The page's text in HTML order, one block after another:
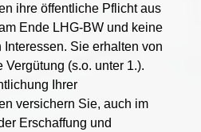
ihre öffentliche Pflicht aus
Ende LHG-BW und keine
Sie erhalten von
Vergütung (s.o. unter 1.).
Ihrer
versichern Sie, auch im
Erschaffung und